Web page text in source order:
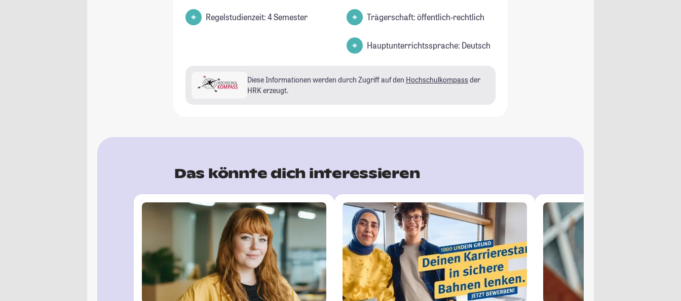
Regelstudienzeit: 4 Semester Trägerschaft: öffentlich-rechtlich
Hauptunterrichtssprache: Deutsch
Diese Informationen werden durch Zugriff auf den Hochschulkompass der
HRK erzeugt.
Das könnte dich interessieren